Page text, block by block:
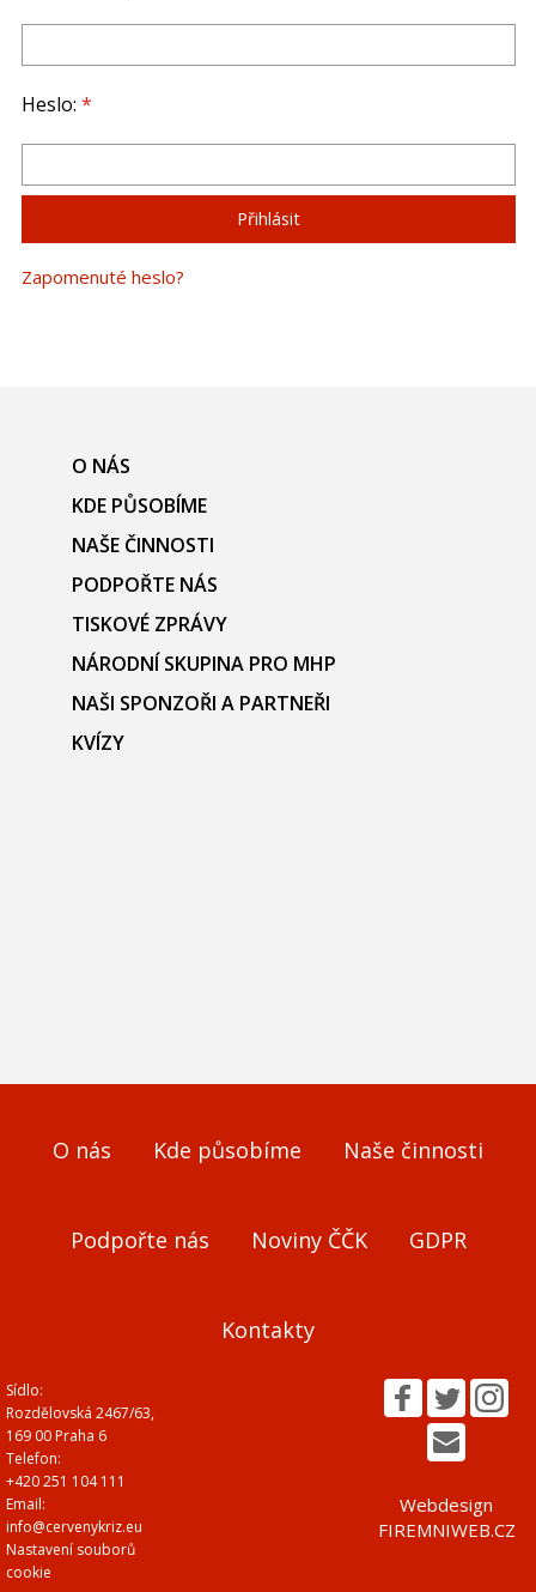
Heslo: *
Zapomenuté heslo?
O NÁS
KDE PŮSOBÍME
NAŠE ČINNOSTI
PODPOŘTE NÁS
TISKOVÉ ZPRÁVY
NÁRODNÍ SKUPINA PRO MHP
NAŠI SPONZOŘI A PARTNEŘI
KVÍZY
O nás Kde působíme Naše činnosti
Podpořte nás Noviny ČČK GDPR
Kontakty
Sídlo:
Rozdělovská 2467/63,
169 00 Praha 6
Telefon:
+420 251 104 111
Email:
info@cervenykriz.eu
Nastavení souborů
cookie
Webdesign
FIREMNIWEB.CZ